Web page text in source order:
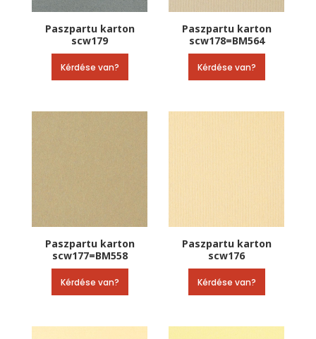
Paszpartu karton
scw179
Kérdése van?
Paszpartu karton
scw178=BM564
Kérdése van?
Paszpartu karton
scw177=BM558
Kérdése van?
Paszpartu karton
scw176
Kérdése van?